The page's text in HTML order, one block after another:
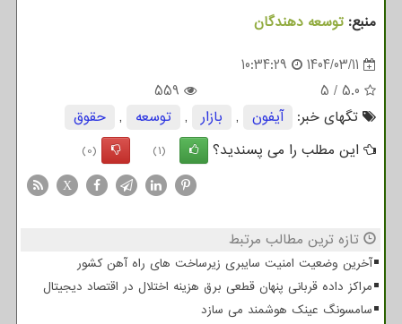
منبع: توسعه دهندگان
1404/03/11
10:34:29
5.0
/
5
559
تگهای خبر:
آیفون , بازار , توسعه ,
حقوق
این مطلب را می پسندید؟
(1)
(0)
X
تازه ترین مطالب مرتبط
آخرین وضعیت امنیت سایبری زیرساخت های راه آهن کشور
مراکز داده قربانی پنهان قطعی برق هزینه اختلال در اقتصاد دیجیتال
سامسونگ عینک هوشمند می سازد